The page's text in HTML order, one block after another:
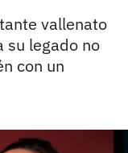
vallenato
su legado no
con un